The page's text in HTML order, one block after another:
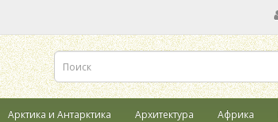
Арктика и Антарктика Архитектура Африка